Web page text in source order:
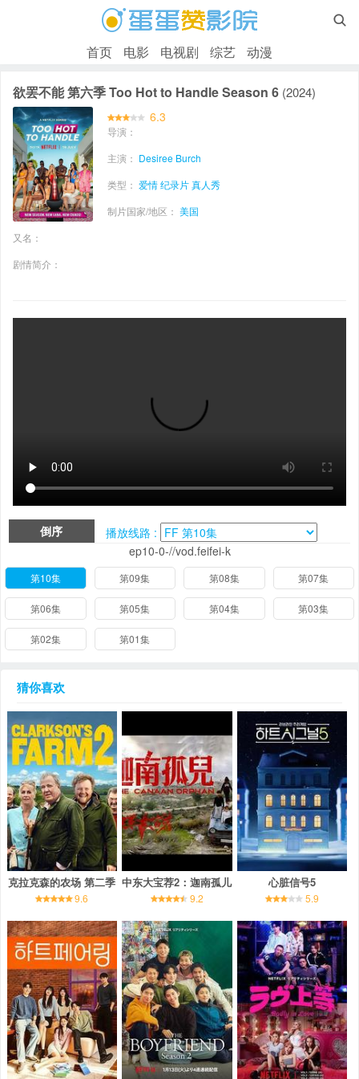

首页 电影 电视剧 综艺 动漫
欲罢不能 第六季 Too Hot to Handle Season 6 (2024)
6.3
导演：
主演： Desiree Burch
类型： 爱情纪录片真人秀
制片国家/地区： 美国
又名：
剧情简介：
倒序
播放线路 :
ep10-0-//vod.feifei-k
第10集 第09集 第08集 第07集
第06集 第05集 第04集 第03集
第02集 第01集
猜你喜欢
克拉克森的农场 第二季
9.6
中东大宝荐2：迦南孤儿
9.2
心脏信号5
5.9